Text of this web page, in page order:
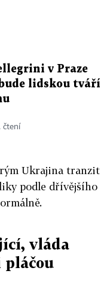
v Praze
lidskou tváří
čtení
Ukrajina tranzit
podle dřívějšího
vláda